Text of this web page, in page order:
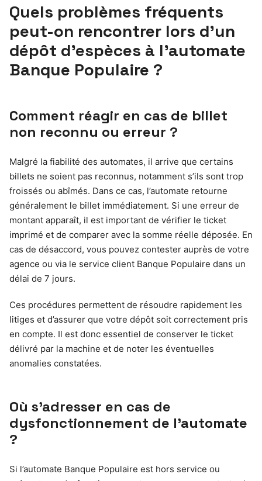
Quels problèmes fréquents
peut-on rencontrer lors d’un
dépôt d’espèces à l’automate
Banque Populaire ?
Comment réagir en cas de billet
non reconnu ou erreur ?
Malgré la fiabilité des automates, il arrive que certains
billets ne soient pas reconnus, notamment s’ils sont trop
froissés ou abîmés. Dans ce cas, l’automate retourne
généralement le billet immédiatement. Si une erreur de
montant apparaît, il est important de vérifier le ticket
imprimé et de comparer avec la somme réelle déposée. En
cas de désaccord, vous pouvez contester auprès de votre
agence ou via le service client Banque Populaire dans un
délai de 7 jours.
Ces procédures permettent de résoudre rapidement les
litiges et d’assurer que votre dépôt soit correctement pris
en compte. Il est donc essentiel de conserver le ticket
délivré par la machine et de noter les éventuelles
anomalies constatées.
Où s’adresser en cas de
dysfonctionnement de l’automate
?
Si l’automate Banque Populaire est hors service ou